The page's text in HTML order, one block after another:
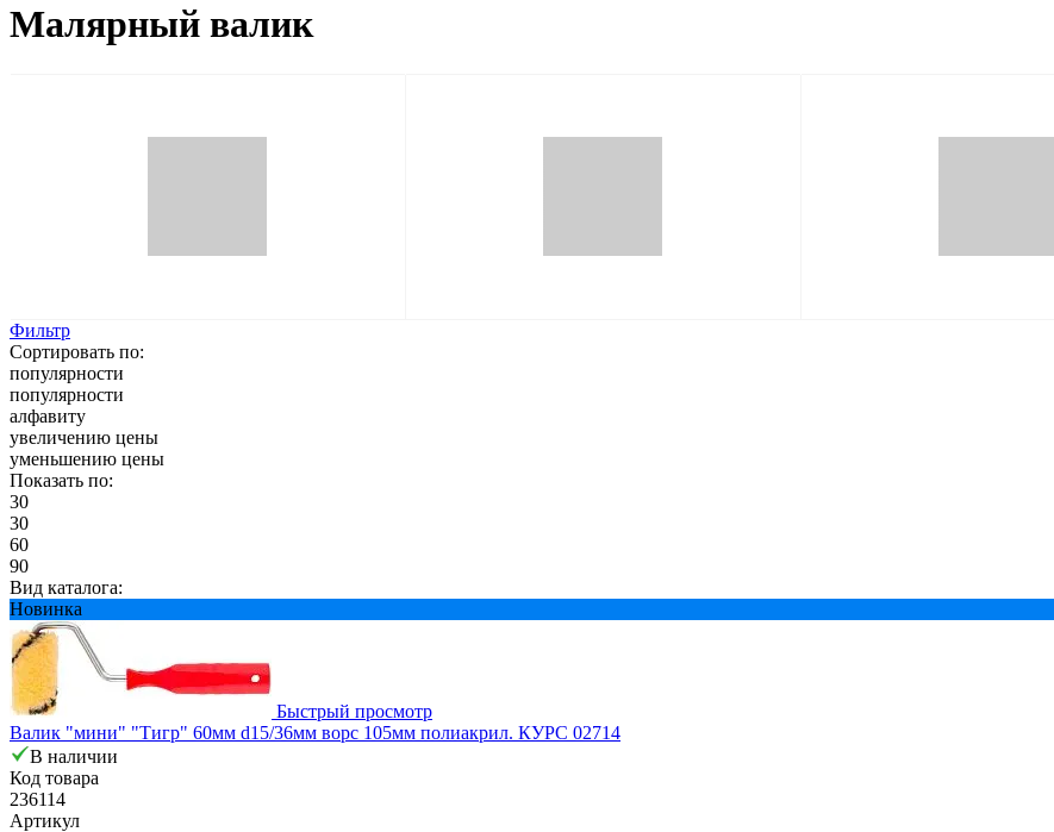
Малярный валик
Фильтр
Сортировать по:
популярности
популярности
алфавиту
увеличению цены
уменьшению цены
Показать по:
30
30
60
90
Вид каталога:
Новинка
Быстрый просмотр
Валик "мини" "Тигр" 60мм d15/36мм ворс 105мм полиакрил. КУРС 02714
В наличии
Код товара
236114
Артикул